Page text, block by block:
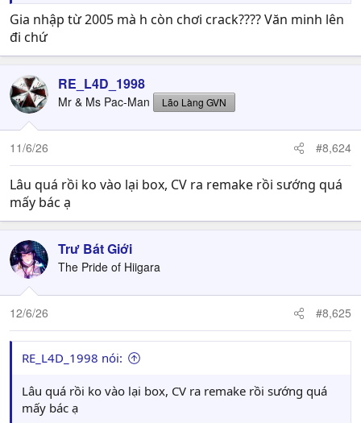
Gia nhập từ 2005 mà h còn chơi crack???? Văn minh lên
đi chứ
RE_L4D_1998
Mr & Ms Pac-Man Lão Làng GVN
11/6/26 #8,624
Lâu quá rồi ko vào lại box, CV ra remake rồi sướng quá
mấy bác ạ
Trư Bát Giới
The Pride of Hiigara
12/6/26 #8,625
RE_L4D_1998 nói:
Lâu quá rồi ko vào lại box, CV ra remake rồi sướng quá
mấy bác ạ